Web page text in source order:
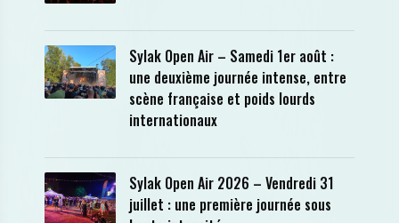
Sylak Open Air – Samedi 1er août :
une deuxième journée intense, entre
scène française et poids lourds
internationaux
Sylak Open Air 2026 – Vendredi 31
juillet : une première journée sous